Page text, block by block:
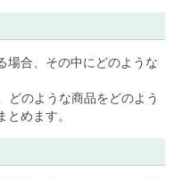
場合、その中にどのような
どのような商品をどのよう
めます。